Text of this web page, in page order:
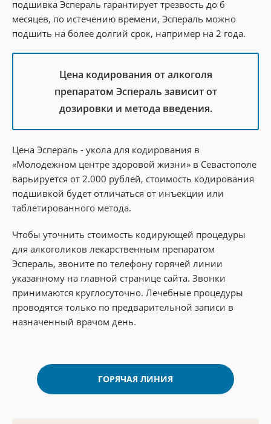
подшивка Эспераль гарантирует трезвость до 6
месяцев, по истечению времени, Эспераль можно
подшить на более долгий срок, например на 2 года.
Цена кодирования от алкоголя
препаратом Эспераль зависит от
дозировки и метода введения.
Цена Эспераль - укола для кодирования в
«Молодежном центре здоровой жизни» в Севастополе
варьируется от 2.000 рублей, стоимость кодирования
подшивкой будет отличаться от инъекции или
таблетированного метода.
Чтобы уточнить стоимость кодирующей процедуры
для алкоголиков лекарственным препаратом
Эспераль, звоните по телефону горячей линии
указанному на главной странице сайта. Звонки
принимаются круглосуточно. Лечебные процедуры
проводятся только по предварительной записи в
назначенный врачом день.
ГОРЯЧАЯ ЛИНИЯ